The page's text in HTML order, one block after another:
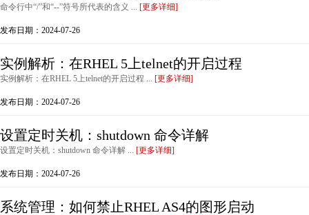
命令行中“/”和“--”符号所代表的含义 ... [更多详细]
发布日期：2024-07-26
实例解析：在RHEL 5上telnet的开启过程
实例解析：在RHEL 5上telnet的开启过程 ... [更多详细]
发布日期：2024-07-26
设置定时关机：shutdown 命令详解
设置定时关机：shutdown 命令详解 ... [更多详细]
发布日期：2024-07-26
系统管理：如何禁止RHEL AS4的图形启动